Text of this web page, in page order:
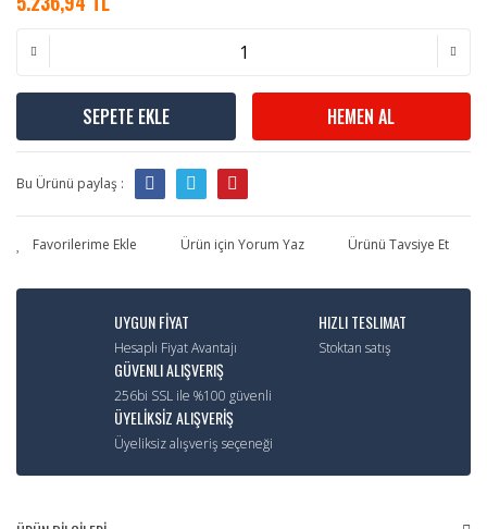
SEPETE EKLE HEMEN AL
Bu Ürünü paylaş :
Ürün için Yorum Yaz Ürünü Tavsiye Et
UYGUN FİYAT
Hesaplı Fiyat Avantajı
HIZLI TESLIMAT
Stoktan satış
GÜVENLI ALIŞVERIŞ
256bi SSL ile %100 güvenli
ÜYELİKSİZ ALIŞVERİŞ
Üyeliksiz alışveriş seçeneği